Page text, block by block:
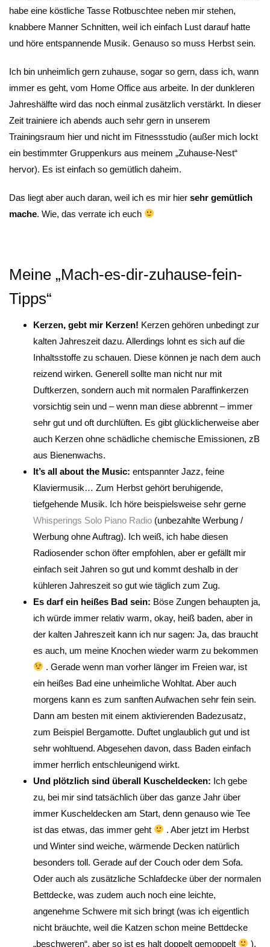
habe eine köstliche Tasse Rotbuschtee neben mir stehen,
knabbere Manner Schnitten, weil ich einfach Lust darauf hatte
und höre entspannende Musik. Genauso so muss Herbst sein.
Ich bin unheimlich gern zuhause, sogar so gern, dass ich, wann
immer es geht, vom Home Office aus arbeite. In der dunkleren
Jahreshälfte wird das noch einmal zusätzlich verstärkt. In dieser
Zeit trainiere ich abends auch sehr gern in unserem
Trainingsraum hier und nicht im Fitnessstudio (außer mich lockt
ein bestimmter Gruppenkurs aus meinem „Zuhause-Nest“
hervor). Es ist einfach so gemütlich daheim.
Das liegt aber auch daran, weil ich es mir hier sehr gemütlich
mache. Wie, das verrate ich euch
Meine „Mach-es-dir-zuhause-fein-
Tipps“
Kerzen, gebt mir Kerzen! Kerzen gehören unbedingt zur
kalten Jahreszeit dazu. Allerdings lohnt es sich auf die
Inhaltsstoffe zu schauen. Diese können je nach dem auch
reizend wirken. Generell sollte man nicht nur mit
Duftkerzen, sondern auch mit normalen Paraffinkerzen
vorsichtig sein und – wenn man diese abbrennt – immer
sehr gut und oft durchlüften. Es gibt glücklicherweise aber
auch Kerzen ohne schädliche chemische Emissionen, zB
aus Bienenwachs.
It’s all about the Music: entspannter Jazz, feine
Klaviermusik… Zum Herbst gehört beruhigende,
tiefgehende Musik. Ich höre beispielsweise sehr gerne
Whisperings Solo Piano Radio (unbezahlte Werbung /
Werbung ohne Auftrag). Ich weiß, ich habe diesen
Radiosender schon öfter empfohlen, aber er gefällt mir
einfach seit Jahren so gut und kommt deshalb in der
kühleren Jahreszeit so gut wie täglich zum Zug.
Es darf ein heißes Bad sein: Böse Zungen behaupten ja,
ich würde immer relativ warm, okay, heiß baden, aber in
der kalten Jahreszeit kann ich nur sagen: Ja, das braucht
es auch, um meine Knochen wieder warm zu bekommen
. Gerade wenn man vorher länger im Freien war, ist
ein heißes Bad eine unheimliche Wohltat. Aber auch
morgens kann es zum sanften Aufwachen sehr fein sein.
Dann am besten mit einem aktivierenden Badezusatz,
zum Beispiel Bergamotte. Duftet unglaublich gut und ist
sehr wohltuend. Abgesehen davon, dass Baden einfach
immer herrlich entschleunigend wirkt.
Und plötzlich sind überall Kuscheldecken: Ich gebe
zu, bei mir sind tatsächlich über das ganze Jahr über
immer Kuscheldecken am Start, denn genauso wie Tee
ist das etwas, das immer geht
. Aber jetzt im Herbst
und Winter sind weiche, wärmende Decken natürlich
besonders toll. Gerade auf der Couch oder dem Sofa.
Oder auch als zusätzliche Schlafdecke über der normalen
Bettdecke, was zudem auch noch eine leichte,
angenehme Schwere mit sich bringt (was ich eigentlich
nicht bräuchte, weil die Katzen schon meine Bettdecke
„beschweren“, aber so ist es halt doppelt gemoppelt
).